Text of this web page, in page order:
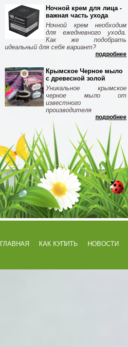
Ночной крем для лица -
важная часть ухода
Ночной крем необходим
для ежедневного ухода.
Как же подобрать
идеальный для себя вариант?
подробнее
Крымское Черное мыло
с древесной золой
Уникальное крымское
черное мыло от
известного
производителя
подробнее
ГЛАВНАЯ КАК КУПИТЬ НОВОСТИ